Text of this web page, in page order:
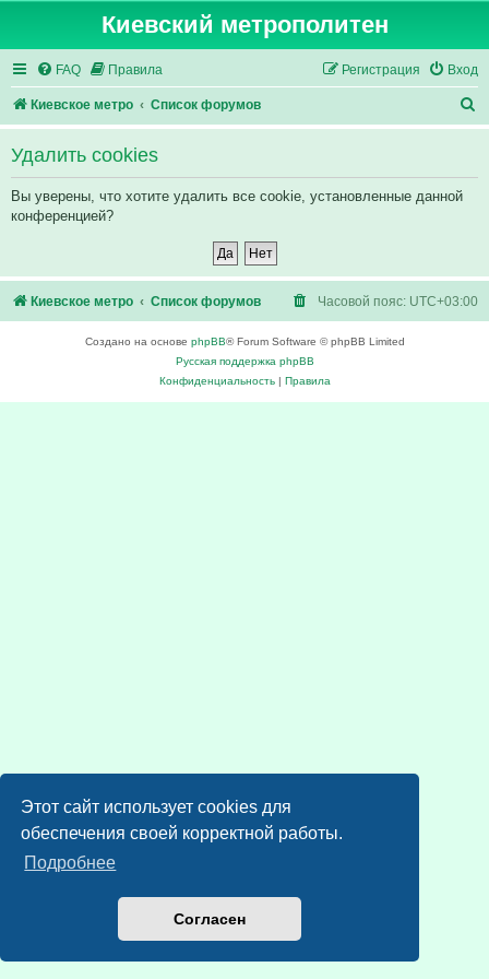
Этот сайт использует cookies для
обеспечения своей корректной работы.
Подробнее
Согласен
Киевский метрополитен
FAQ Правила Вход
Регистрация
Киевское метро Список форумов
о
Удалить cookies
Вы уверены, что хотите удалить все cookie, установленные данной
конференцией?
Киевское метро Список форумов Часовой пояс: UTC+03:00
Создано на основе phpBB® Forum Software © phpBB Limited
Русская поддержка phpBB
Конфиденциальность| Правила